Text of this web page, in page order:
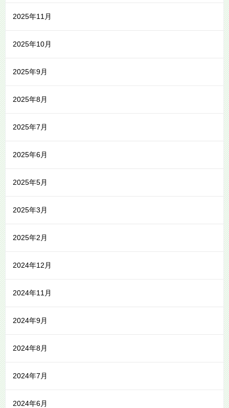
2025年11月
2025年10月
2025年9月
2025年8月
2025年7月
2025年6月
2025年5月
2025年3月
2025年2月
2024年12月
2024年11月
2024年9月
2024年8月
2024年7月
2024年6月